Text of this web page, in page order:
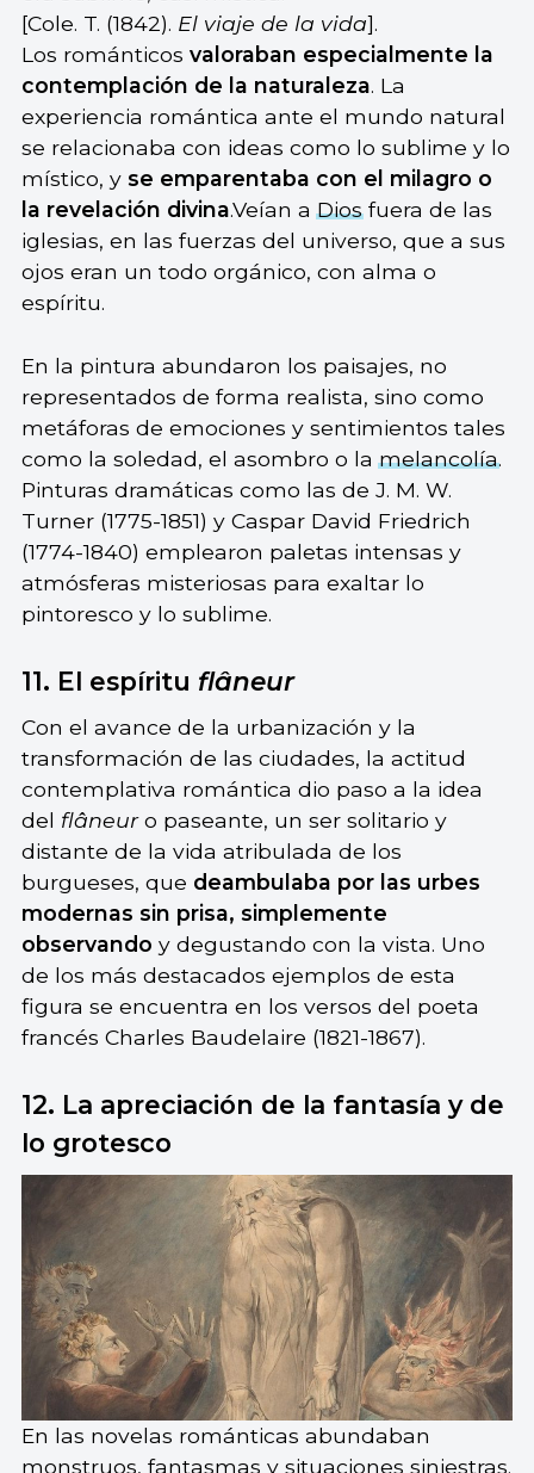
[Cole. T. (1842). El viaje de la vida].
Los románticos valoraban especialmente la
contemplación de la naturaleza. La
experiencia romántica ante el mundo natural
se relacionaba con ideas como lo sublime y lo
místico, y se emparentaba con el milagro o
la revelación divina.Veían aDiosfuera de las
iglesias, en las fuerzas del universo, que a sus
ojos eran un todo orgánico, con alma o
espíritu.
En la pintura abundaron los paisajes, no
representados de forma realista, sino como
metáforas de emociones y sentimientos tales
como la soledad, el asombro o lamelancolía.
Pinturas dramáticas como las de J. M. W.
Turner (1775-1851) y Caspar David Friedrich
(1774-1840) emplearon paletas intensas y
atmósferas misteriosas para exaltar lo
pintoresco y lo sublime.
11. El espíritu flâneur
Con el avance de la urbanización y la
transformación de las ciudades, la actitud
contemplativa romántica dio paso a la idea
del flâneuro paseante, un ser solitario y
distante de la vida atribulada de los
burgueses, que deambulaba por las urbes
modernas sin prisa, simplemente
observando y degustando con la vista. Uno
de los más destacados ejemplos de esta
figura se encuentra en los versos del poeta
francés Charles Baudelaire (1821-1867).
12. La apreciación de la fantasía y de
lo grotesco
En las novelas románticas abundaban
monstruos, fantasmas y situaciones siniestras.